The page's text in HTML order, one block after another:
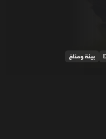
بيئة ومناخ